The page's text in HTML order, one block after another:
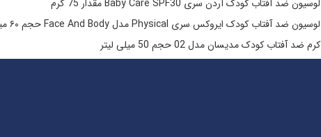
لوسیون ضد آفتاب کودک آردن سری Baby Care SPF30 مقدار 75 گرم
لوسیون ضد آفتاب کودک ایروکس سری Physical مدل Face And Body حجم ۶۰ میلی لیتر
کرم ضد آفتاب کودک مدیسان مدل 02 حجم 50 میلی لیتر